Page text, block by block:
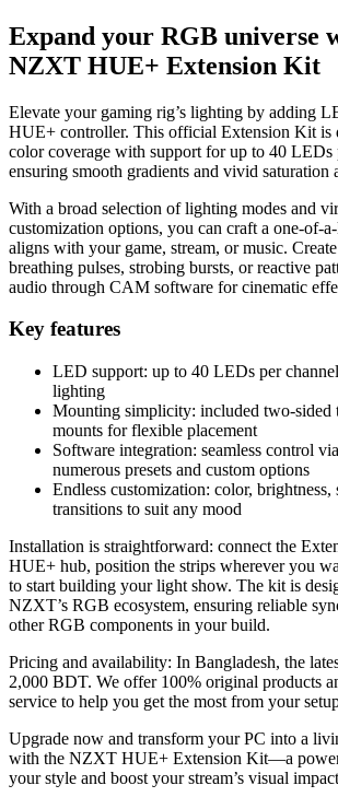
Expand your RGB universe
NZXT HUE+ Extension Kit
Elevate your gaming rig’s lighting by adding
HUE+ controller. This official Extension Kit is
color coverage with support for up to 40 LEDs
ensuring smooth gradients and vivid saturation
With a broad selection of lighting modes and
customization options, you can craft a one-of-
aligns with your game, stream, or music.
breathing pulses, strobing bursts, or reactive
audio through CAM software for cinematic
Key features
LED support: up to 40 LEDs per
lighting
Mounting simplicity: included two-sided
mounts for flexible placement
Software integration: seamless control
numerous presets and custom options
Endless customization: color, brightness,
transitions to suit any mood
Installation is straightforward: connect the
HUE+ hub, position the strips wherever you
to start building your light show. The kit is
NZXT’s RGB ecosystem, ensuring reliable
other RGB components in your build.
Pricing and availability: In Bangladesh, the
2,000 BDT. We offer 100% original products
service to help you get the most from your
Upgrade now and transform your PC into a
with the NZXT HUE+ Extension Kit—a
your style and boost your stream’s visual